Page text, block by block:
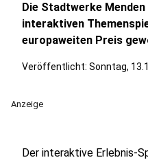
Die Stadtwerke
interaktiven
europaweiten Preis
Veröffentlicht: Sonntag,
Anzeige
Der interaktive Erlebnis-